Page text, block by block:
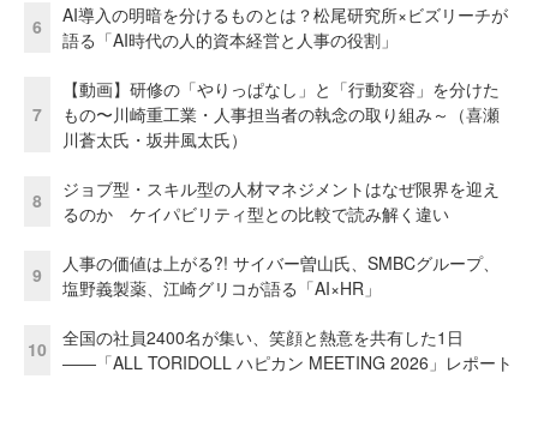
6
AI導入の明暗を分けるものとは？松尾研究所×ビズリーチが
語る「AI時代の人的資本経営と人事の役割」
7
【動画】研修の「やりっぱなし」と「行動変容」を分けた
もの〜川崎重工業・人事担当者の執念の取り組み～（喜瀬
川蒼太氏・坂井風太氏）
8
ジョブ型・スキル型の人材マネジメントはなぜ限界を迎え
るのか ケイパビリティ型との比較で読み解く違い
9
人事の価値は上がる?! サイバー曽山氏、SMBCグループ、
塩野義製薬、江崎グリコが語る「AI×HR」
10
全国の社員2400名が集い、笑顔と熱意を共有した1日
――「ALL TORIDOLL ハピカン MEETING 2026」レポート